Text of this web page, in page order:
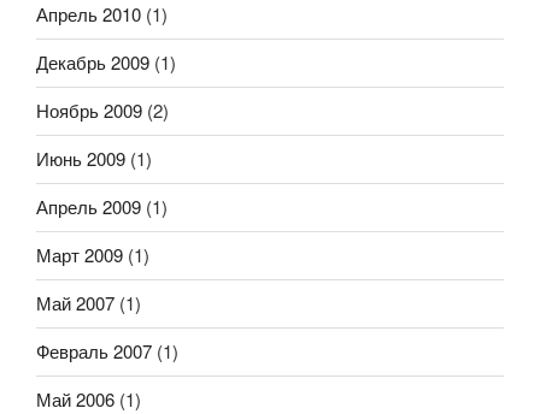
Апрель 2010 (1)
Декабрь 2009 (1)
Ноябрь 2009 (2)
Июнь 2009 (1)
Апрель 2009 (1)
Март 2009 (1)
Май 2007 (1)
Февраль 2007 (1)
Май 2006 (1)